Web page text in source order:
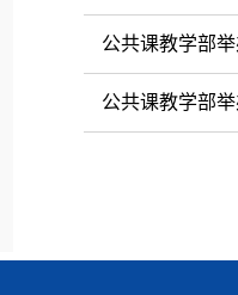
公共课教学部
公共课教学部